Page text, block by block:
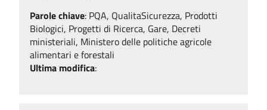
Parole chiave: PQA, QualitaSicurezza, Prodotti
Biologici, Progetti di Ricerca, Gare, Decreti
ministeriali, Ministero delle politiche agricole
alimentari e forestali
Ultima modifica: